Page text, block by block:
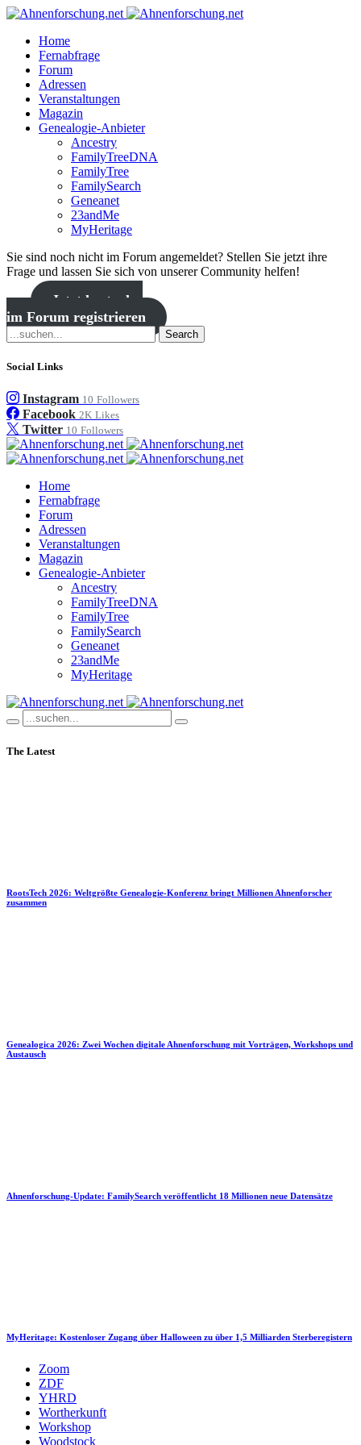
Home
Fernabfrage
Forum
Adressen
Veranstaltungen
Magazin
Genealogie-Anbieter
Ancestry
FamilyTreeDNA
FamilyTree
FamilySearch
Geneanet
23andMe
MyHeritage
Sie sind noch nicht im Forum angemeldet? Stellen Sie jetzt ihre
Frage und lassen Sie sich von unserer Community helfen!
Jetzt kostenlos
im Forum registrieren
Search
Social Links
Instagram 10 Followers
Facebook 2K Likes
Twitter 10 Followers
Home
Fernabfrage
Forum
Adressen
Veranstaltungen
Magazin
Genealogie-Anbieter
Ancestry
FamilyTreeDNA
FamilyTree
FamilySearch
Geneanet
23andMe
MyHeritage
The Latest
RootsTech 2026: Weltgrößte Genealogie-Konferenz bringt Millionen Ahnenforscher
zusammen
Genealogica 2026: Zwei Wochen digitale Ahnenforschung mit Vorträgen, Workshops und
Austausch
Ahnenforschung-Update: FamilySearch veröffentlicht 18 Millionen neue Datensätze
MyHeritage: Kostenloser Zugang über Halloween zu über 1,5 Milliarden Sterberegistern
Zoom
ZDF
YHRD
Wortherkunft
Workshop
Woodstock